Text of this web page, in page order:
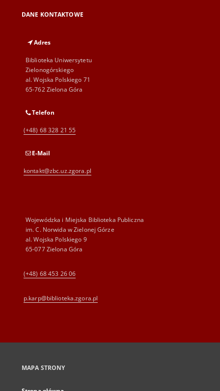
DANE KONTAKTOWE
Adres
Biblioteka Uniwersytetu
Zielonogórskiego
al. Wojska Polskiego 71
65-762 Zielona Góra
Telefon
(+48) 68 328 21 55
E-Mail
kontakt@zbc.uz.zgora.pl
Wojewódzka i Miejska Biblioteka Publiczna
im. C. Norwida w Zielonej Górze
al. Wojska Polskiego 9
65-077 Zielona Góra
(+48) 68 453 26 06
p.karp@biblioteka.zgora.pl
MAPA STRONY